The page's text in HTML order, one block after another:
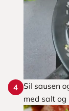
4 Sil sausen
med salt og